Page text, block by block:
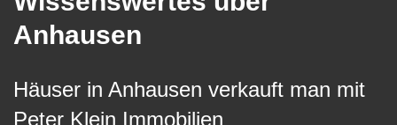
Anhausen
Häuser in Anhausen verkauft man mit
Peter Klein Immobilien